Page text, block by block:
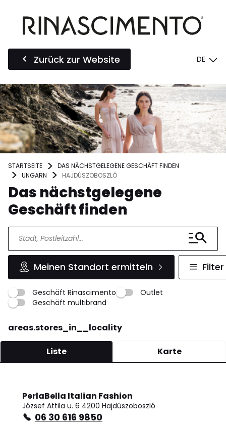
Zurück zur Website DE
STARTSEITE
DAS NÄCHSTGELEGENE GESCHÄFT FINDEN
UNGARN
HAJDÚSZOBOSZLÓ
Das nächstgelegene
Geschäft finden
Meinen Standort ermitteln Filter
Geschäft Rinascimento
Outlet
Geschäft multibrand
areas.stores_in__locality
Liste Karte
PerlaBella Italian Fashion
József Attila u. 6 4200 Hajdúszoboszló
06 30 616 9850